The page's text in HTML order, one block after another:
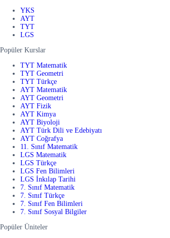
YKS
AYT
TYT
LGS
Popüler Kurslar
TYT Matematik
TYT Geometri
TYT Türkçe
AYT Matematik
AYT Geometri
AYT Fizik
AYT Kimya
AYT Biyoloji
AYT Türk Dili ve Edebiyatı
AYT Coğrafya
11. Sınıf Matematik
LGS Matematik
LGS Türkçe
LGS Fen Bilimleri
LGS İnkılap Tarihi
7. Sınıf Matematik
7. Sınıf Türkçe
7. Sınıf Fen Bilimleri
7. Sınıf Sosyal Bilgiler
Popüler Üniteler